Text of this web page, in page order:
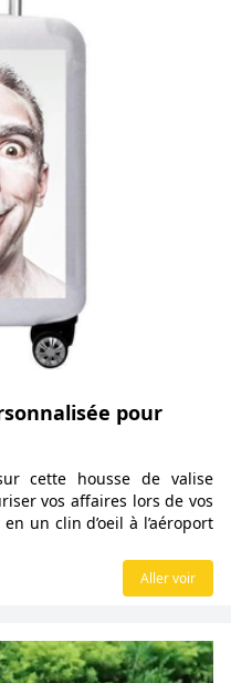
pour
cette housse de valise
vos affaires lors de vos
un clin d’oeil à l’aéroport
Aller voir